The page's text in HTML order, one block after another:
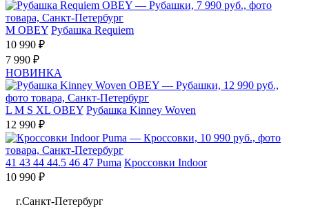
M OBEY Рубашка Requiem
10 990 ₽
7 990 ₽
НОВИНКА
L M S XL OBEY Рубашка Kinney Woven
12 990 ₽
41 43 44 44.5 46 47 Puma Кроссовки Indoor
10 990 ₽
г.Санкт-Петербург